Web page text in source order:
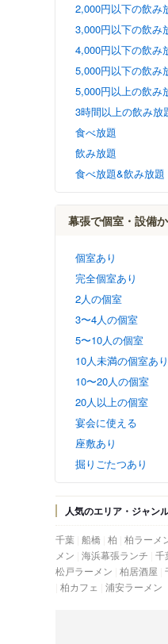
2,000円以下の飲み
3,000円以下の飲み
4,000円以下の飲み
5,000円以下の飲み
5,000円以上の飲み
3時間以上の飲み放
食べ放題
飲み放題
食べ放題&飲み放題
幕張で個室・設備
個室あり
完全個室あり
2人の個室
3〜4人の個室
5〜10人の個室
10人未満の個室あり
10〜20人の個室
20人以上の個室
宴会に使える
座敷あり
掘りごたつあり
人気のエリア・ジャン
千葉 船橋 柏 柏ラーメ
メン 海浜幕張ランチ 千
松戸ラーメン 柏居酒屋
柏カフェ
浦安ラーメン